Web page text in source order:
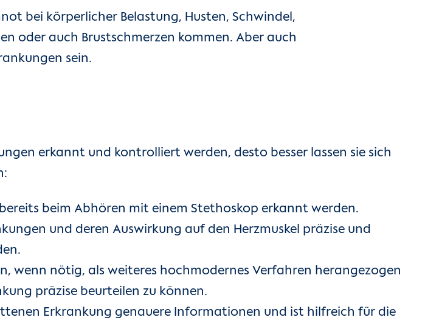
bei körperlicher Belastung, Husten, Schwindel,
oder auch Brustschmerzen kommen. Aber auch
sein.
erkannt und kontrolliert werden, desto besser lassen sie sich
beim Abhören mit einem Stethoskop erkannt werden.
und deren Auswirkung auf den Herzmuskel präzise und
wenn nötig, als weiteres hochmodernes Verfahren herangezogen
präzise beurteilen zu können.
Erkrankung genauere Informationen und ist hilfreich für die